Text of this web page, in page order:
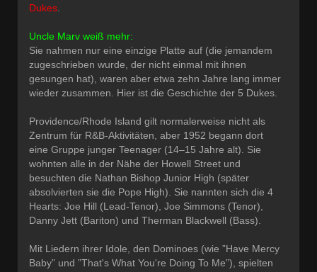
Dukes
Uncle Marv weiß mehr:
Sie nahmen nur eine einzige Platte auf (die jemandem
zugeschrieben wurde, der nicht einmal mit ihnen
gesungen hat), waren aber etwa zehn Jahre lang immer
wieder zusammen. Hier ist die Geschichte der 5 Dukes.
Providence/Rhode Island gilt normalerweise nicht als
Zentrum für R&B-Aktivitäten, aber 1952 begann dort
eine Gruppe junger Teenager (14–15 Jahre alt). Sie
wohnten alle in der Nähe der Howell Street und
besuchten die Nathan Bishop Junior High (später
absolvierten sie die Pope High). Sie nannten sich die 4
Hearts: Joe Hill (Lead-Tenor), Joe Simmons (Tenor),
Danny Jett (Bariton) und Therman Blackwell (Bass).
Mit Liedern ihrer Idole, den Dominoes (wie ”Have Mercy
Baby” und ”That's What You're Doing To Me”), spielten